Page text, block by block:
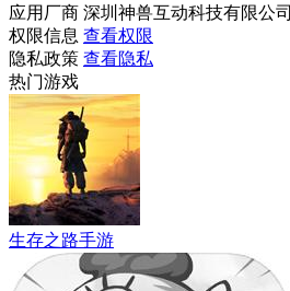
应用厂商 深圳神兽互动科技有限公司
权限信息 查看权限
隐私政策 查看隐私
热门游戏
生存之路手游